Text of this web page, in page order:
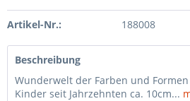
Artikel-Nr.: 188008
Beschreibung
Wunderwelt der Farben und
Kinder seit Jahrzehnten ca. 10cm...